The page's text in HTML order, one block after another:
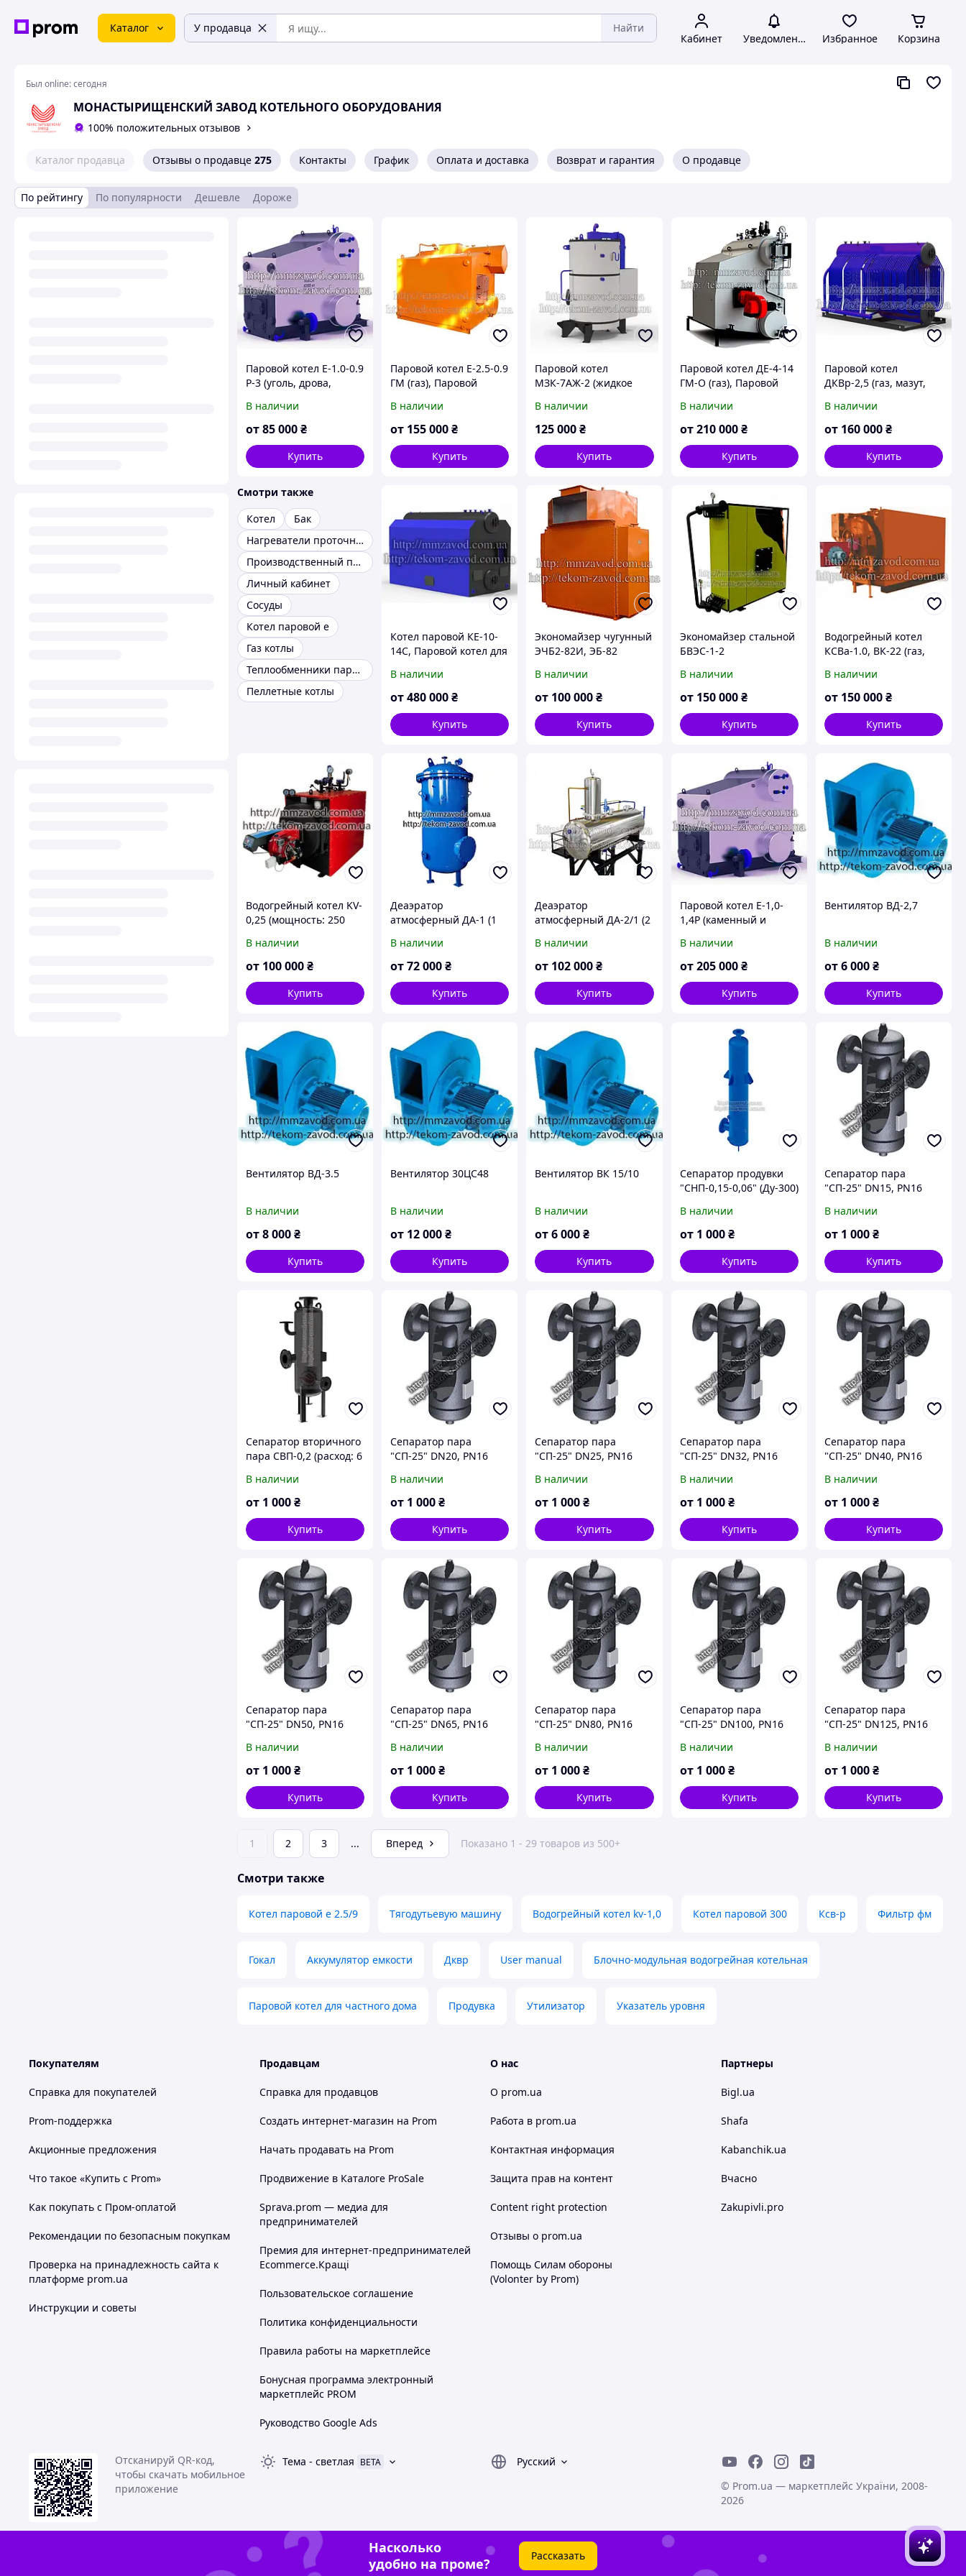
Каталог У продавца Найти
Кабинет Уведомления Избранное Корзина
Был online:сегодня
МОНАСТЫРИЩЕНСКИЙ ЗАВОД КОТЕЛЬНОГО ОБОРУДОВАНИЯ
100% положительных отзывов
Каталог продавца Отзывы о продавце 275 Контакты График Оплата и доставка Возврат и гарантия О продавце
По рейтингу По популярности Дешевле Дороже
Паровой котел Е-1.0-0.9
Р-3 (уголь, дрова,
Производственный
твердотопливный
В наличии
от85 000₴
Купить
Паровой котел Е-2.5-0.9
ГМ (газ), Паровой
паровой газовый,
Промышленный
В наличии
от 155 000₴
Купить
Паровой котел
МЗК-7АЖ-2 (жидкое
котел на жидком
топливе, Котел
В наличии
125 000₴
Купить
Паровой котел ДЕ-4-14
ГМ-О (газ), Паровой
Промышленный
паровой котел
В наличии
от 210 000 ₴
Купить
Паровой котел
ДКВр-2,5 (газ, мазут,
Паровой котел на
жидком топливе, Котел
В наличии
от 160 000₴
Купить
Смотри также
Котел
Бак
Нагреватели проточной воды
Производственный паровой котел
Личный кабинет
Сосуды
Котел паровой е
Газ котлы
Теплообменники пароводяные
Пеллетные котлы
Котел паровой КЕ-10-
14С, Паровой котел для
твердотопливный
котел для
В наличии
от480 000₴
Купить
Экономайзер чугунный
ЭЧБ2-82И, ЭБ-82
В наличии
от 100 000₴
Купить
Экономайзер стальной
БВЭС-1-2
В наличии
от 150 000 ₴
Купить
Водогрейный котел
КСВа-1.0, ВК-22 (газ,
В наличии
от 150 000₴
Купить
Водогрейный котел KV-
0,25 (мощность: 250
В наличии
от 100 000₴
Купить
Деаэратор
атмосферный ДА-1 (1
В наличии
от72 000₴
Купить
Деаэратор
атмосферный ДА-2/1 (2
В наличии
от 102 000₴
Купить
Паровой котел Е-1,0-
1,4Р (каменный и
котел под бурый уголь,
котел паровой для
В наличии
от 205 000 ₴
Купить
Вентилятор ВД-2,7
В наличии
от6 000₴
Купить
Вентилятор ВД-3.5
В наличии
от8 000₴
Купить
Вентилятор 30ЦС48
В наличии
от 12 000₴
Купить
Вентилятор ВК 15/10
В наличии
от6 000₴
Купить
Сепаратор продувки
"СНП-0,15-0,06" (Ду-300)
В наличии
от 1 000 ₴
Купить
Сепаратор пара
"СП-25" DN15, PN16
В наличии
от 1 000₴
Купить
Сепаратор вторичного
пара СВП-0,2 (расход: 6
В наличии
от 1 000₴
Купить
Сепаратор пара
"СП-25" DN20, PN16
В наличии
от 1 000₴
Купить
Сепаратор пара
"СП-25" DN25, PN16
В наличии
от 1 000₴
Купить
Сепаратор пара
"СП-25" DN32, PN16
В наличии
от 1 000 ₴
Купить
Сепаратор пара
"СП-25" DN40, PN16
В наличии
от 1 000₴
Купить
Сепаратор пара
"СП-25" DN50, PN16
В наличии
от 1 000₴
Купить
Сепаратор пара
"СП-25" DN65, PN16
В наличии
от 1 000₴
Купить
Сепаратор пара
"СП-25" DN80, PN16
В наличии
от 1 000₴
Купить
Сепаратор пара
"СП-25" DN100, PN16
В наличии
от 1 000 ₴
Купить
Сепаратор пара
"СП-25" DN125, PN16
В наличии
от 1 000₴
Купить
1 2 3 ... Вперед Показано 1 - 29 товаров из 500+
Смотри также
Котел паровой е 2.5/9 Тягодутьевую машину Водогрейный котел kv-1,0 Котел паровой 300 Ксв-р Фильтр фм
Гокал Аккумулятор емкости Дквр User manual Блочно-модульная водогрейная котельная
Паровой котел для частного дома Продувка Утилизатор Указатель уровня
Покупателям
Справка для покупателей
Prom-поддержка
Акционные предложения
Что такое «Купить с Prom»
Как покупать с Пром-оплатой
Рекомендации по безопасным покупкам
Проверка на принадлежность сайта к
платформе prom.ua
Инструкции и советы
Продавцам
Справка для продавцов
Создать интернет-магазин на Prom
Начать продавать на Prom
Продвижение в Каталоге ProSale
Sprava.prom — медиа для
предпринимателей
Премия для интернет-предпринимателей
Ecommerce.Кращі
Пользовательское соглашение
Политика конфиденциальности
Правила работы на маркетплейсе
Бонусная программа электронный
маркетплейс PROM
Руководство Google Ads
О нас
О prom.ua
Работа в prom.ua
Контактная информация
Защита прав на контент
Content right protection
Отзывы о prom.ua
Помощь Силам обороны
(Volonter by Prom)
Партнеры
Bigl.ua
Shafa
Kabanchik.ua
Вчасно
Zakupivli.pro
Отсканируй QR-код,
чтобы скачать мобильное
приложение
Тема - светлая BETA
Русский
© Prom.ua — маркетплейс України, 2008-
2026
Насколько
удобно на проме?
Рассказать